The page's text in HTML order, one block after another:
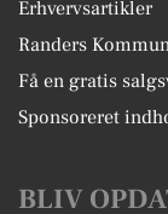
Erhvervsartikler
Randers
Få en gratis
Sponsoreret
BLIV